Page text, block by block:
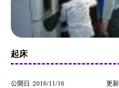
起床
公開日 2016/11/16 更